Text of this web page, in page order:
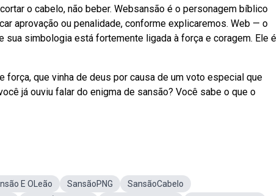
o cabelo, não beber. Websansão é o personagem bíblico
aprovação ou penalidade, conforme explicaremos. Web — o
simbologia está fortemente ligada à força e coragem. Ele é
que vinha de deus por causa de um voto especial que
já ouviu falar do enigma de sansão? Você sabe o que o
E OLeão SansãoPNG
SansãoCabelo